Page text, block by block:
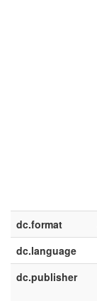
dc.format
dc.language
dc.publisher